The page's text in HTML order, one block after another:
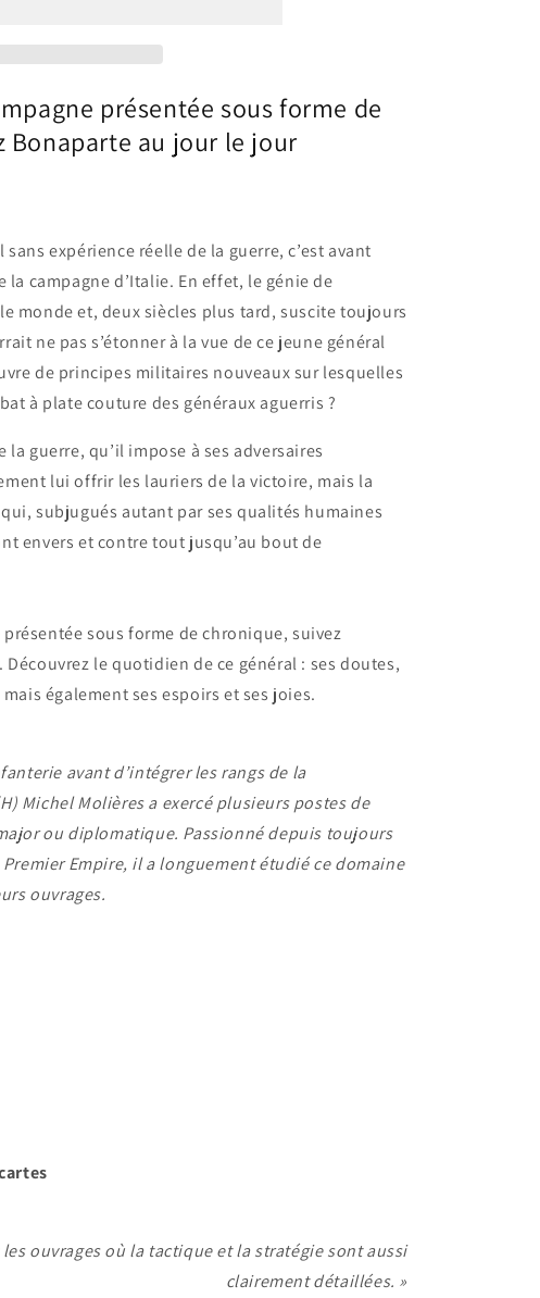
présentée sous forme de
Bonaparte au jour le jour
expérience réelle de la guerre, c’est avant
la campagne d’Italie. En effet, le génie de
monde et, deux siècles plus tard, suscite toujours
ne pas s’étonner à la vue de ce jeune général
de principes militaires nouveaux sur lesquelles
à plate couture des généraux aguerris ?
guerre, qu’il impose à ses adversaires
lui offrir les lauriers de la victoire, mais la
subjugués autant par ses qualités humaines
envers et contre tout jusqu’au bout de
sous forme de chronique, suivez
le quotidien de ce général : ses doutes,
également ses espoirs et ses joies.
avant d’intégrer les rangs de la
Michel Molières a exercé plusieurs postes de
ou diplomatique. Passionné depuis toujours
Empire, il a longuement étudié ce domaine
ouvrages.
les ouvrages où la tactique et la stratégie sont aussi
clairement détaillées. »